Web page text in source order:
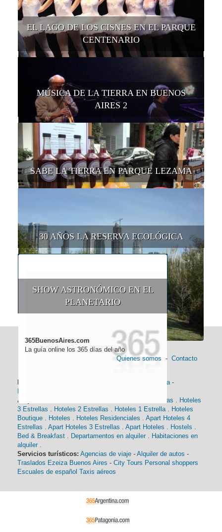
EL LAGO DE LOS CISNES EN EL PARQUE
CENTENARIO
MÚSICA DE LA TIERRA EN BUENOS
AIRES 2
SABE LA TIERRA EN PARQUE LEZAMA
30 AÑOS LA RESERVA ECOLÓGICA
SHOW ASTRONÓMICO EN EL
PLANETARIO
365BuenosAires.com
La guía online los 365 días del año
Quienes somos - Contacto
Historia-
Alojamiento:
Hoteles 4 Estrellas . Hoteles
3 Estrellas . Hoteles 2 Estrellas . Hoteles 1 Estrella. Hoteles
Boutique . Hoteles . Hoteles Residenciales . Apart Hoteles 4
Estrellas . Apart Hoteles 3 Estrellas . Apart Hoteles . Hostels .
Bed & Breakfast . Departamentos en alquiler . Habitaciones en
alquiler .
Servicios turísticos: Agencias de viaje - Alquiler de autos -
Traslados Ezeiza Buenos Aires - City Tours Personal shoppers
Escuales de español Taxis aéreos